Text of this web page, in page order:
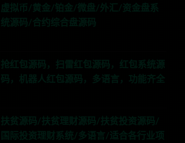
虚拟币/黄金/铂金/微盘/外汇/资金盘系
统源码/合约综合盘源码
抢红包源码，扫雷红包源码，红包系统源
码，机器人红包源码，多语言，功能齐全
扶贫源码/扶贫理财源码/扶贫投资源码/
国际投资理财系统/多语言/适合各行业项